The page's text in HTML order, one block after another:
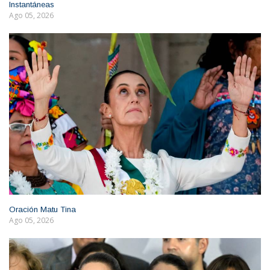
Instantáneas
Ago 05, 2026
Oración Matu Tina
Ago 05, 2026